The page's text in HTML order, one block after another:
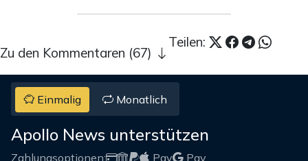
Teilen:
Zu den Kommentaren (67)
Einmalig Monatlich
Apollo News unterstützen
Zahlungsoptionen: Pay
Pay